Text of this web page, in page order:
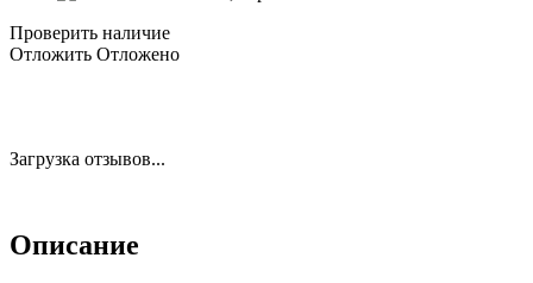
Проверить наличие
Отложить Отложено
Загрузка отзывов...
Описание